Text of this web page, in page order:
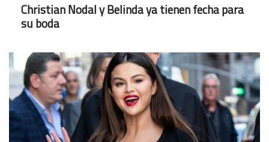
Christian Nodal y Belinda ya tienen fecha para
su boda